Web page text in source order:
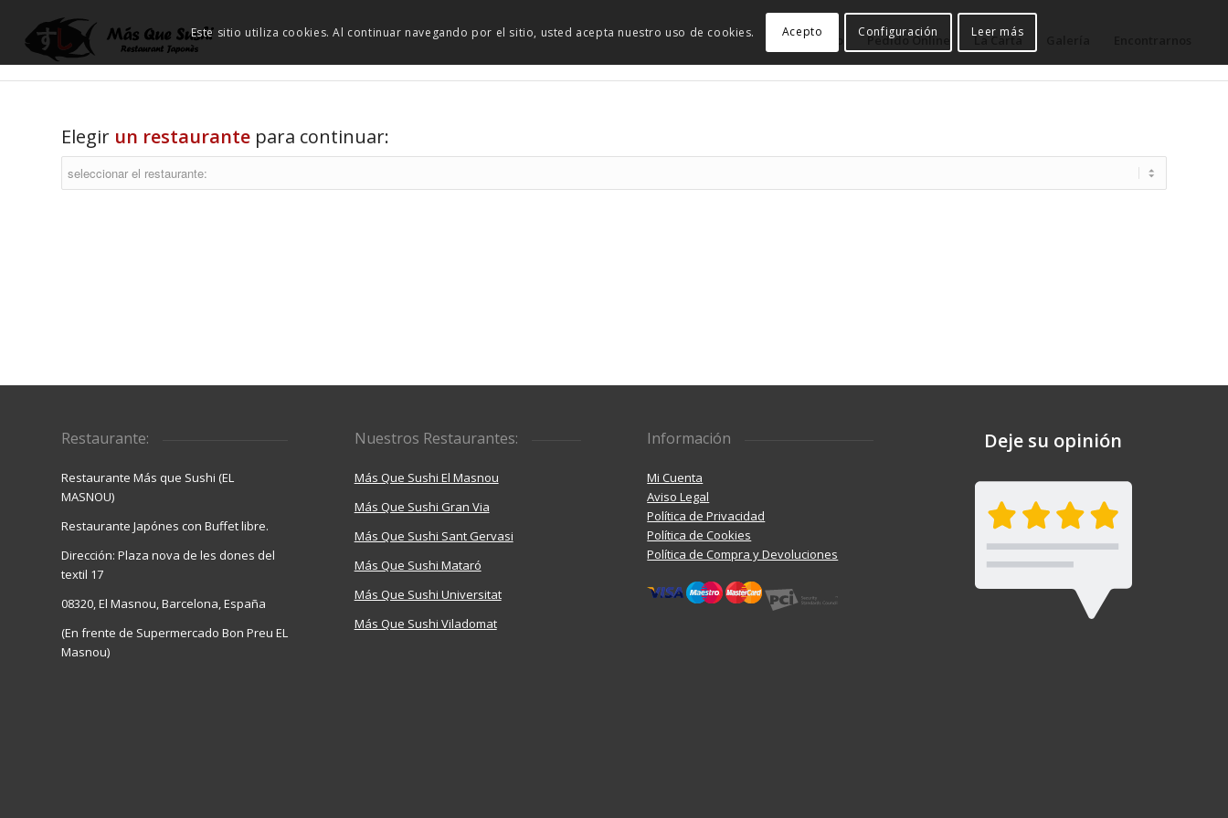
Inicio Pedido Online La Carta
Elegir un restaurante para continuar:
Restaurante:
Restaurante Más que Sushi (EL
MASNOU)
Restaurante Japónes con Buffet libre.
Dirección: Plaza nova de les dones del
textil 17
08320, El Masnou, Barcelona, España
(En frente de Supermercado Bon Preu EL
Masnou)
Nuestros Restaurantes:
Más Que Sushi El Masnou
Más Que Sushi Gran Via
Más Que Sushi Sant Gervasi
Más Que Sushi Mataró
Más Que Sushi Universitat
Más Que Sushi Viladomat
Información
Mi Cuenta
Aviso Legal
Política de Privacidad
Política de Cookies
Política de Compra y Devoluciones
Deje su opinión
Este sitio utiliza cookies. Al continuar navegando por el sitio, usted acepta nuestro uso de cookies. Acepto Configuración Leer más